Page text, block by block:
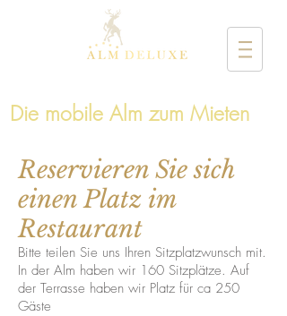
Die mobile Alm zum Mieten
Reservieren Sie sich
einen Platz im
Restaurant
Bitte teilen Sie uns Ihren Sitzplatzwunsch mit.
In der Alm haben wir 160 Sitzplätze. Auf
der Terrasse haben wir Platz für ca 250
Gäste